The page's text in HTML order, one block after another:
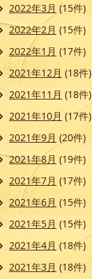
2022年3月 (15件)
2022年2月 (15件)
2022年1月 (17件)
2021年12月 (18件)
2021年11月 (18件)
2021年10月(17件)
2021年9月 (20件)
2021年8月 (19件)
2021年7月 (17件)
2021年6月 (15件)
2021年5月 (15件)
2021年4月 (18件)
2021年3月 (18件)